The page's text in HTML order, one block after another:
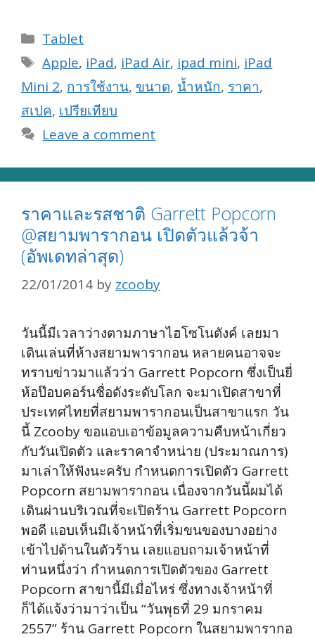
Categories
Tablet
Tags
Apple, iPad, iPad Air, ipad mini, iPad
Mini 2, การใช้งาน, ขนาด, น้ำหนัก, ราคา,
สเปค, เปรียเทียบ
Leave a comment
ราคาและรสชาติ Garrett Popcorn
@สยามพารากอน เปิดตัวแล้วจ้า
(อัพเดทล่าสุด)
22/01/2014 by zcooby
วันนี้มีเวลาว่างตามภาษาไฮโซโนตังค์ เลยมา
เดินเล่นที่ห้างสยามพารากอน หลายคนอาจจะ
ทราบข่าวมาแล้วว่า Garrett Popcorn ซึ่งเป็นยี่
ห้อป๊อบคอร์นชื่อดังระดับโลก จะมาเปิดสาขาที่
ประเทศไทยที่สยามพารากอนเป็นสาขาแรก วัน
นี้ Zcooby ขอแอบเอาข้อมูลความคืบหน้าเกี่ยว
กับวันเปิดตัว และราคาจำหน่าย (ประมาณการ)
มาเล่าให้ฟังนะครับ กำหนดการเปิดตัว Garrett
Popcorn สยามพารากอน เนื่องจากวันนี้ผมได้
เดินผ่านบริเวณที่จะเปิดร้าน Garrett Popcorn
พอดี แอบเห็นมีเจ้าหน้าที่เริ่มขนของบางอย่าง
เข้าไปด้านในตัวร้าน เลยแอบถามเจ้าหน้าที่
ท่านหนึ่งว่า กำหนดการเปิดตัวของ Garrett
Popcorn สาขานี้มีเมื่อไหร่ ซึ่งทางเจ้าหน้าที่
ก็ได้แจ้งว่ามาว่าเป็น “วันพุธที่ 29 มกราคม
2557” ร้าน Garrett Popcorn ในสยามพารากอ